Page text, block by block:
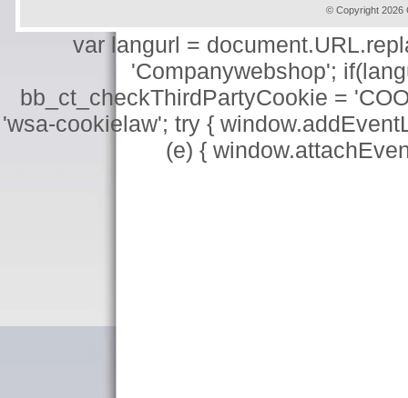
© Copyright 2026
var langurl =
'Companywebshop';
bb_ct_checkThirdPartyCookie =
'wsa-cookielaw'; try {
(e) {